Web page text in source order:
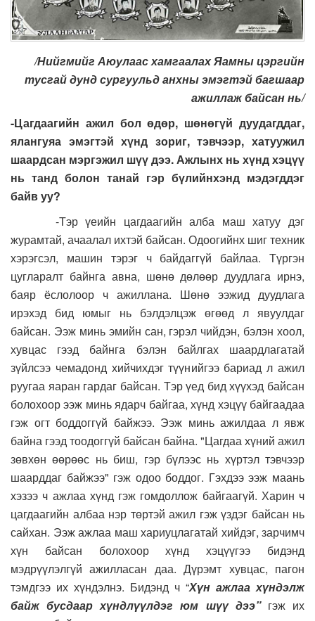
/Нийгмийг Аюулаас хамгаалах Яамны цэргийн
тусгай дунд сургуульд анхны эмэгтэй багшаар
ажиллаж байсан нь/
-Цагдаагийн ажил бол өдөр, шөнөгүй дуудагддаг,
ялангуяа эмэгтэй хүнд зориг, тэвчээр, хатуужил
шаардсан мэргэжил шүү дээ. Ажлынх нь хүнд хэцүү
нь танд болон танай гэр бүлийнхэнд мэдэгддэг
байв уу?
-Тэр үеийн цагдаагийн алба маш хатуу дэг
журамтай, ачаалал ихтэй байсан. Одоогийнх шиг техник
хэрэгсэл, машин тэрэг ч байдаггүй байлаа. Түргэн
цугларалт байнга авна, шөнө дөлөөр дуудлага ирнэ,
баяр ёслолоор ч ажиллана. Шөнө ээжид дуудлага
ирэхэд бид юмыг нь бэлдэлцэж өгөөд л явуулдаг
байсан. Ээж минь эмийн сан, гэрэл чийдэн, бэлэн хоол,
хувцас гээд байнга бэлэн байлгах шаардлагатай
зүйлсээ чемадонд хийчихдэг түүнийгээ бариад л ажил
руугаа яаран гардаг байсан. Тэр үед бид хүүхэд байсан
болохоор ээж минь ядарч байгаа, хүнд хэцүү байгаадаа
гэж огт боддоггүй байжээ. Ээж минь ажилдаа л явж
байна гээд тоодоггүй байсан байна. "Цагдаа хүний ажил
зөвхөн өөрөөс нь биш, гэр бүлээс нь хүртэл тэвчээр
шаарддаг байжээ" гэж одоо боддог. Гэхдээ ээж маань
хэзээ ч ажлаа хүнд гэж гомдоллож байгаагүй. Харин ч
цагдаагийн албаа нэр төртэй ажил гэж үздэг байсан нь
сайхан. Ээж ажлаа маш хариуцлагатай хийдэг, зарчимч
хүн байсан болохоор хүнд хэцүүгээ бидэнд
мэдрүүлэлгүй ажилласан даа.Дүрэмт хувцас, пагон
тэмдгээ их хүндэлнэ. Бидэнд ч “Хүн ажлаа хүндэлж
байж бусдаар хүндлүүлдэг юм шүү дээ” гэж их